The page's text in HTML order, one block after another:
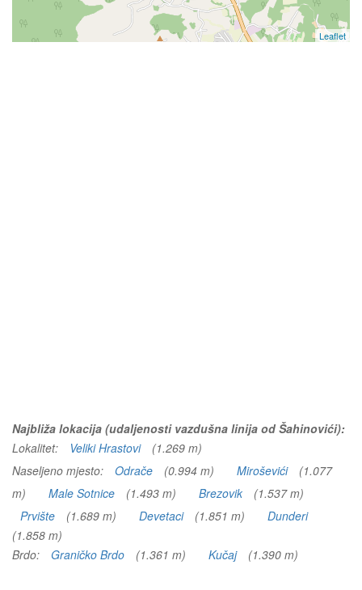
Leaflet
Najbliža lokacija (udaljenosti vazdušna linija od Šahinovići):
Lokalitet:
Veliki Hrastovi
(1.269 m)
Naseljeno mjesto:
Odrače (0.994 m) Miroševići
(1.077
m)
Male Sotnice (1.493 m) Brezovik
(1.537 m)
Prvište
(1.689 m) Devetaci (1.851 m)
Dunderi
(1.858 m)
Brdo:
Graničko Brdo (1.361 m) Kučaj (1.390 m)